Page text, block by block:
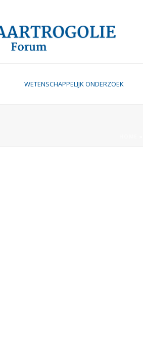
WETENSCHAPPELIJK ONDERZOEK